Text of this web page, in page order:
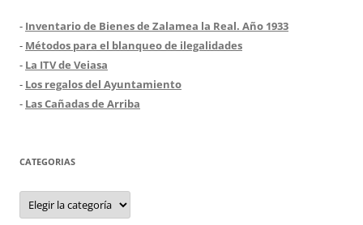
- Inventario de Bienes de Zalamea la Real. Año 1933
- Métodos para el blanqueo de ilegalidades
- La ITV de Veiasa
- Los regalos del Ayuntamiento
- Las Cañadas de Arriba
CATEGORIAS
Categorias